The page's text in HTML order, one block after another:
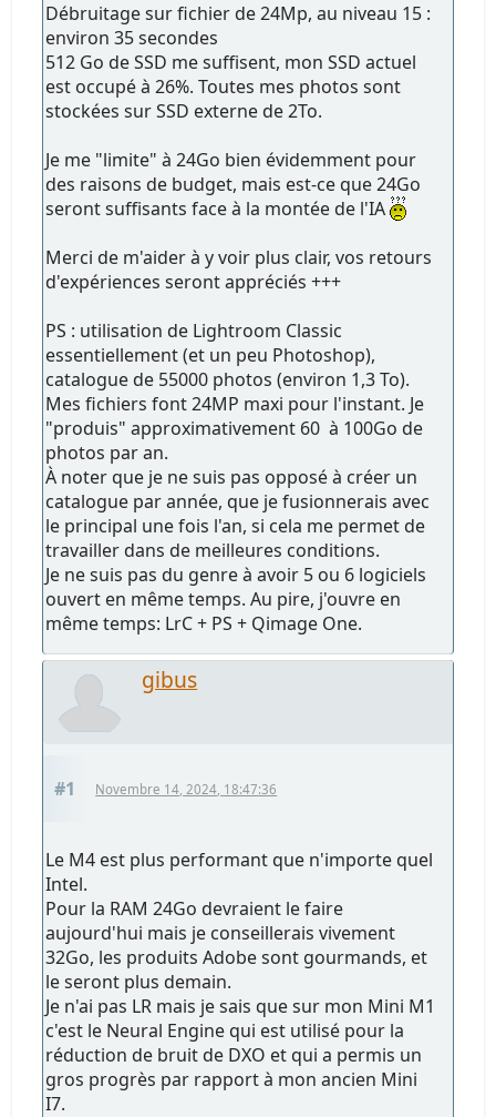
Débruitage sur fichier de 24Mp, au niveau 15 :
environ 35 secondes
512 Go de SSD me suffisent, mon SSD actuel
est occupé à 26%. Toutes mes photos sont
stockées sur SSD externe de 2To.
Je me "limite" à 24Go bien évidemment pour
des raisons de budget, mais est-ce que 24Go
seront suffisants face à la montée de l'IA
Merci de m'aider à y voir plus clair, vos retours
d'expériences seront appréciés +++
PS : utilisation de Lightroom Classic
essentiellement (et un peu Photoshop),
catalogue de 55000 photos (environ 1,3 To).
Mes fichiers font 24MP maxi pour l'instant. Je
"produis" approximativement 60 à 100Go de
photos par an.
À noter que je ne suis pas opposé à créer un
catalogue par année, que je fusionnerais avec
le principal une fois l'an, si cela me permet de
travailler dans de meilleures conditions.
Je ne suis pas du genre à avoir 5 ou 6 logiciels
ouvert en même temps. Au pire, j'ouvre en
même temps: LrC + PS + Qimage One.
gibus
#1 Novembre 14, 2024, 18:47:36
Le M4 est plus performant que n'importe quel
Intel.
Pour la RAM 24Go devraient le faire
aujourd'hui mais je conseillerais vivement
32Go, les produits Adobe sont gourmands, et
le seront plus demain.
Je n'ai pas LR mais je sais que sur mon Mini M1
c'est le Neural Engine qui est utilisé pour la
réduction de bruit de DXO et qui a permis un
gros progrès par rapport à mon ancien Mini
I7.